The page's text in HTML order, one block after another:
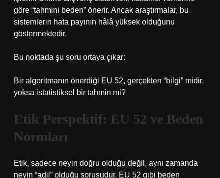
göre “tahmini beden” önerir. Ancak araştırmalar, bu
sistemlerin hata payının hâlâ yüksek olduğunu
göstermektedir.
Bu noktada şu soru ortaya çıkar:
Bir algoritmanın önerdiği EU 52, gerçekten “bilgi” midir,
yoksa istatistiksel bir tahmin mi?
Etik Perspektif: EU 52 ve Beden
Normları
Etik, sadece neyin doğru olduğu değil, aynı zamanda
neyin “adil” olduğu sorusudur. EU 52 gibi beden